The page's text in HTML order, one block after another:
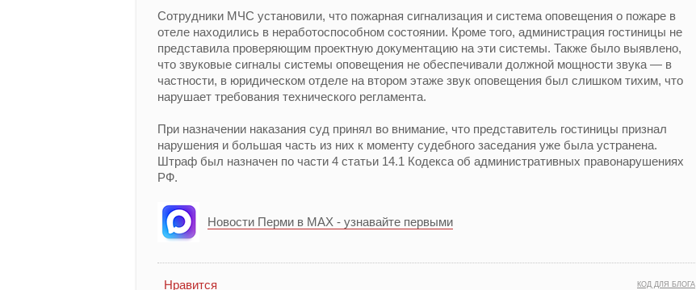
Сотрудники МЧС установили, что пожарная сигнализация и система оповещения о пожаре в
отеле находились в неработоспособном состоянии. Кроме того, администрация гостиницы не
представила проверяющим проектную документацию на эти системы. Также было выявлено,
что звуковые сигналы системы оповещения не обеспечивали должной мощности звука — в
частности, в юридическом отделе на втором этаже звук оповещения был слишком тихим, что
нарушает требования технического регламента.
При назначении наказания суд принял во внимание, что представитель гостиницы признал
нарушения и большая часть из них к моменту судебного заседания уже была устранена.
Штраф был назначен по части 4 статьи 14.1 Кодекса об административных правонарушениях
РФ.
Новости Перми в MAX - узнавайте первыми
КОД ДЛЯ БЛОГА
Нравится